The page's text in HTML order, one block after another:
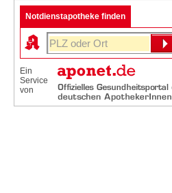
Notdienstapotheke finden
Ein
Service
von